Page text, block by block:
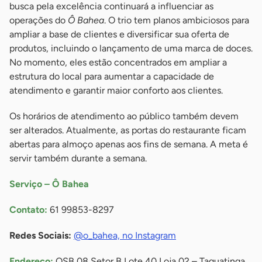
busca pela excelência continuará a influenciar as
operações do Ô Bahea. O trio tem planos ambiciosos para
ampliar a base de clientes e diversificar sua oferta de
produtos, incluindo o lançamento de uma marca de doces.
No momento, eles estão concentrados em ampliar a
estrutura do local para aumentar a capacidade de
atendimento e garantir maior conforto aos clientes.
Os horários de atendimento ao público também devem
ser alterados. Atualmente, as portas do restaurante ficam
abertas para almoço apenas aos fins de semana. A meta é
servir também durante a semana.
Serviço – Ô Bahea
Contato: 61 99853-8297
Redes Sociais: @o_bahea, no Instagram